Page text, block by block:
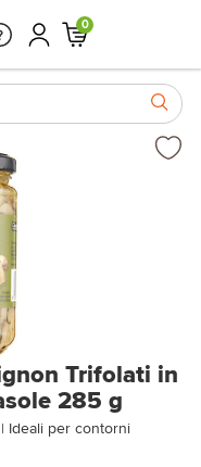
0
Trifolati in
285 g
Ideali per contorni